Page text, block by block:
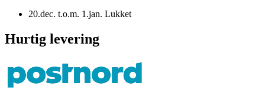
20.dec. t.o.m. 1.jan. Lukket
Hurtig levering